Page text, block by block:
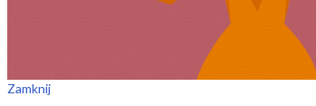
przekształcony w niezależny bank,
Ideolodzy Grameen Banku uważali, że
umiejętności lub unikają ciężkiej
które nie pozwalają wydostać się z
Zamknij